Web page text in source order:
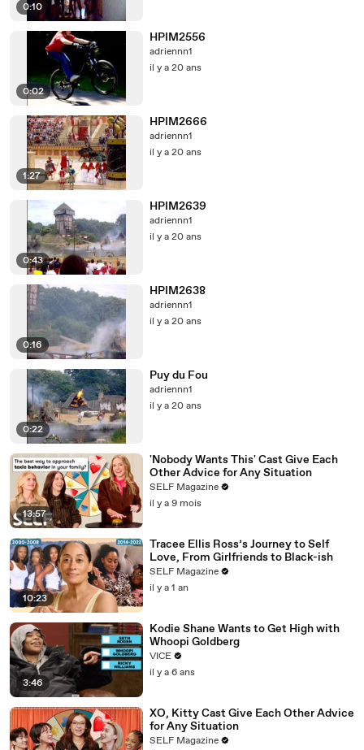
0:10
0:02
HPIM2556
adriennn1
il y a 20 ans
1:27
HPIM2666
adriennn1
il y a 20 ans
0:43
HPIM2639
adriennn1
il y a 20 ans
0:16
HPIM2638
adriennn1
il y a 20 ans
0:22
Puy du Fou
adriennn1
il y a 20 ans
13:57
'Nobody Wants This' Cast Give Each
Other Advice for Any Situation
SELF Magazine
il y a 9 mois
10:23
Tracee Ellis Ross’s Journey to Self
Love, From Girlfriends to Black-ish
SELF Magazine
il y a 1 an
3:46
Kodie Shane Wants to Get High with
Whoopi Goldberg
VICE
il y a 6 ans
XO, Kitty Cast Give Each Other Advice
for Any Situation
SELF Magazine